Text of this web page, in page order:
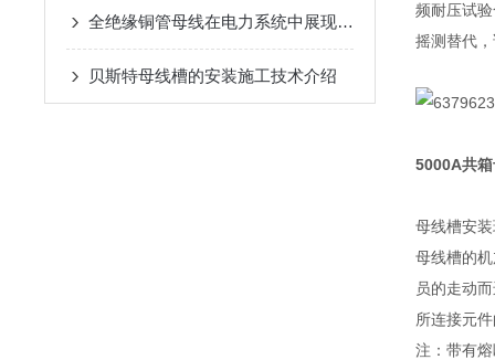
全绝缘铜管母线在电力系统中展现出了巨大优势
贝斯特母线槽的安装施工技术介绍
频耐压试
摇测替代
5000A共
母线槽安
母线槽的
员的走动
所连接元
注：带有